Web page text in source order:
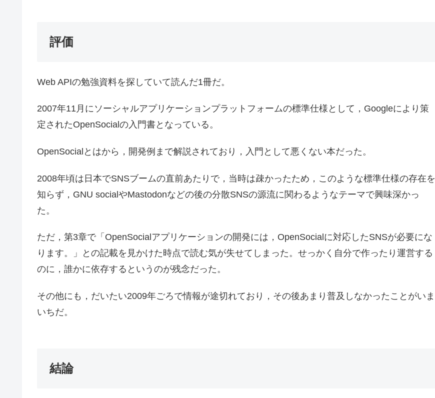
評価
Web APIの勉強資料を探していて読んだ1冊だ。
2007年11月にソーシャルアプリケーションプラットフォームの標準仕様として，Googleにより策
定されたOpenSocialの入門書となっている。
OpenSocialとはから，開発例まで解説されており，入門として悪くない本だった。
2008年頃は日本でSNSブームの直前あたりで，当時は疎かったため，このような標準仕様の存在を
知らず，GNU socialやMastodonなどの後の分散SNSの源流に関わるようなテーマで興味深かっ
た。
ただ，第3章で「OpenSocialアプリケーションの開発には，OpenSocialに対応したSNSが必要にな
ります。」との記載を見かけた時点で読む気が失せてしまった。せっかく自分で作ったり運営する
のに，誰かに依存するというのが残念だった。
その他にも，だいたい2009年ごろで情報が途切れており，その後あまり普及しなかったことがいま
いちだ。
結論